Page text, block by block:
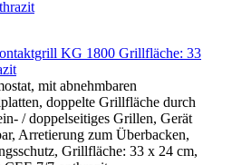
KG 1800 Grillfläche: 33
mit abnehmbaren
doppelte Grillfläche durch
/ doppelseitiges Grillen, Gerät
Arretierung zum Überbacken,
Grillfläche: 33 x 24 cm,